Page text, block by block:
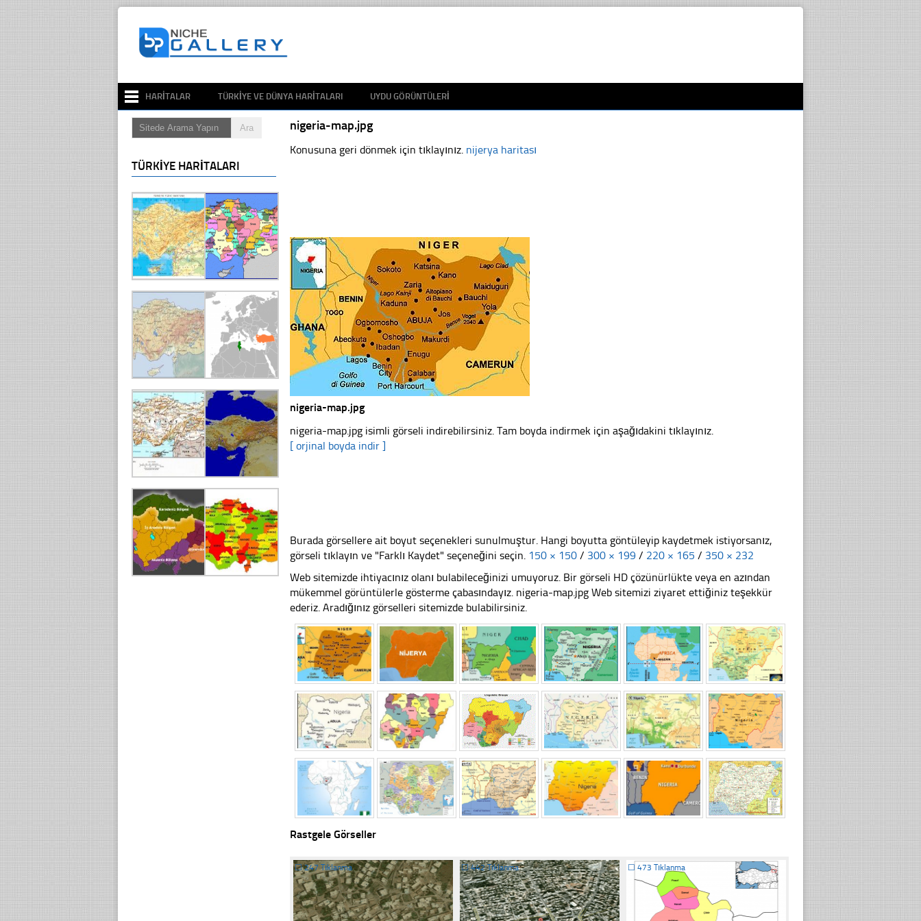
HARITALAR TÜRKIYE VE DÜNYA HARITALARI UYDU GÖRÜNTÜLERI
nigeria-map.jpg
Konusuna geri dönmek için tıklayınız. nijerya haritası
nigeria-map.jpg
nigeria-map.jpg isimli görseli indirebilirsiniz. Tam boyda indirmek için aşağıdakini tıklayınız.
[ orjinal boyda indir ]
Burada görsellere ait boyut seçenekleri sunulmuştur. Hangi boyutta göntüleyip kaydetmek istiyorsanız,
görseli tıklayın ve "Farklı Kaydet" seçeneğini seçin. 150 × 150 / 300 × 199 / 220 × 165 / 350 × 232
Web sitemizde ihtiyacınız olanı bulabileceğinizi umuyoruz. Bir görseli HD çözünürlükte veya en azından
mükemmel görüntülerle gösterme çabasındayız. nigeria-map.jpg Web sitemizi ziyaret ettiğiniz teşekkür
ederiz. Aradığınız görselleri sitemizde bulabilirsiniz.
Rastgele Görseller
☐247 Tıklanma ☐442 Tıklanma ☐ 473 Tıklanma
TÜRKIYE HARITALARI